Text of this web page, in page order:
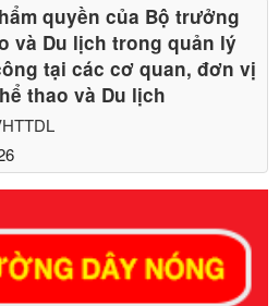
quyền của Bộ trưởng
và Du lịch trong quản lý
tại các cơ quan, đơn vị
thao và Du lịch